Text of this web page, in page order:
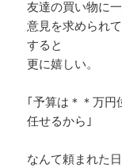
友達の買い物に
意見を求められ
すると
更に嬉しい。
｢予算は＊＊万円
任せるから｣
なんて頼まれた